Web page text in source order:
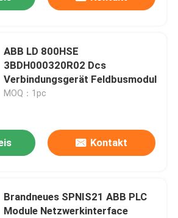
ABB LD 800HSE
3BDH000320R02 Dcs
Verbindungsgerät Feldbusmodul
MOQ：1pc
Kontakt
Brandneues SPNIS21 ABB PLC
Module Netzwerkinterface